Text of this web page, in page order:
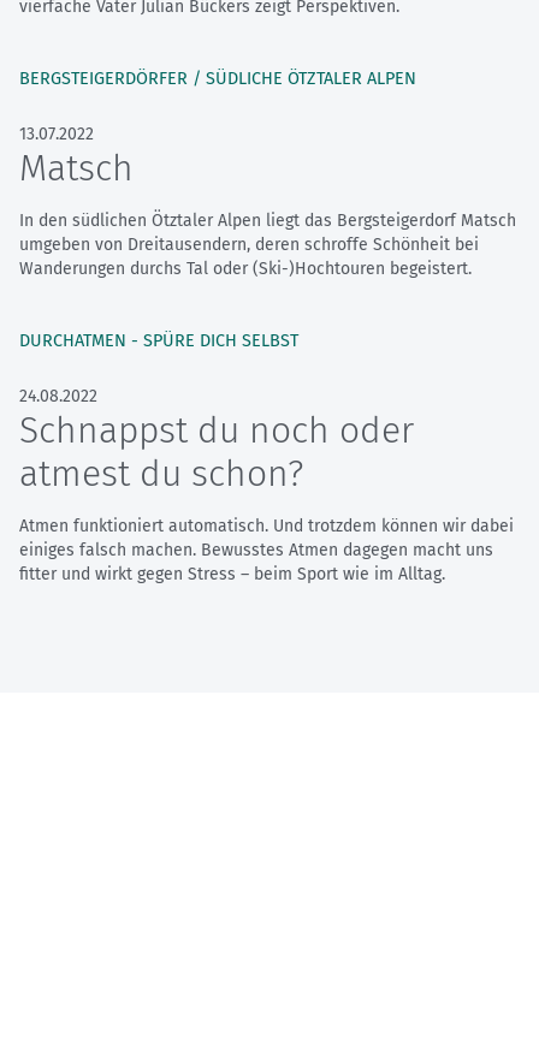
vierfache Vater Julian Bückers zeigt Perspektiven.
BERGSTEIGERDÖRFER / SÜDLICHE ÖTZTALER ALPEN
13.07.2022
Matsch
In den südlichen Ötztaler Alpen liegt das Bergsteigerdorf Matsch
umgeben von Dreitausendern, deren schroffe Schönheit bei
Wanderungen durchs Tal oder (Ski-)Hochtouren begeistert.
DURCHATMEN - SPÜRE DICH SELBST
24.08.2022
Schnappst du noch oder
atmest du schon?
Atmen funktioniert automatisch. Und trotzdem können wir dabei
einiges falsch machen. Bewusstes Atmen dagegen macht uns
fitter und wirkt gegen Stress – beim Sport wie im Alltag.